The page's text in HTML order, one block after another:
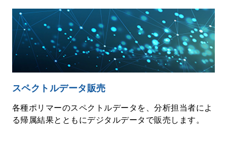
スペクトルデータ販売
各種ポリマーのスペクトルデータを、分析担当者によ
る帰属結果とともにデジタルデータで販売します。